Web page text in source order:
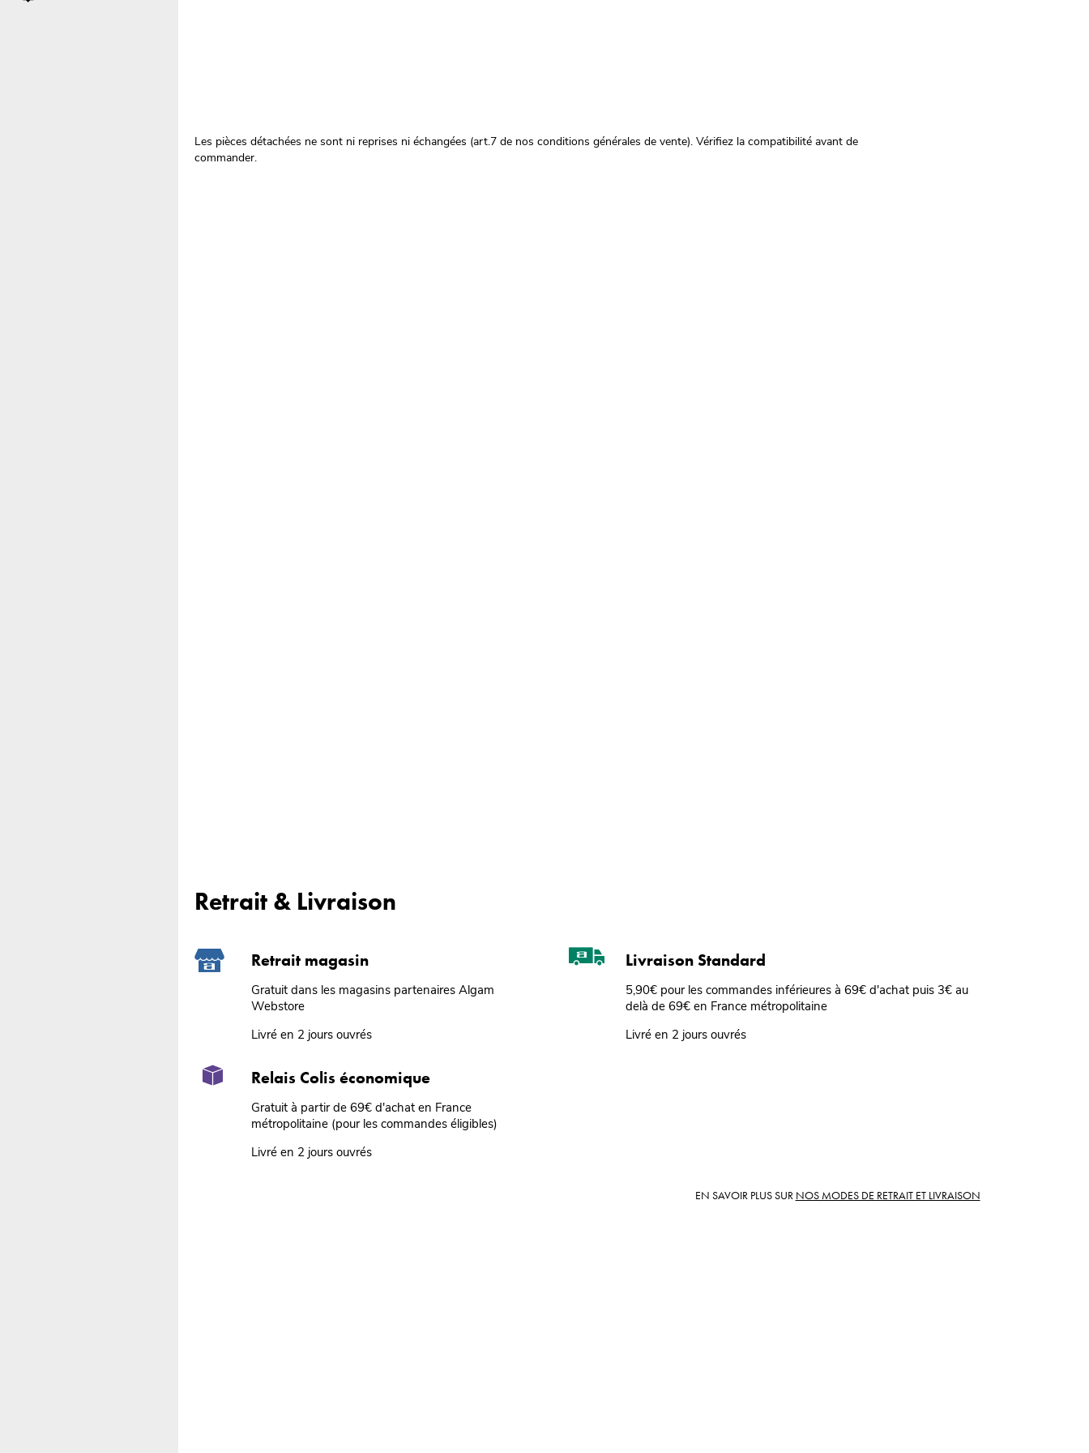
Les pièces détachées ne sont ni reprises ni échangées (art.7 de nos conditions générales de vente). Vérifiez la compatibilité avant de
commander.
Retrait & Livraison
Retrait magasin
Gratuit dans les magasins partenaires Algam
Webstore
Livré en 2 jours ouvrés
Livraison Standard
5,90€ pour les commandes inférieures à 69€ d'achat puis 3€ au
delà de 69€ en France métropolitaine
Livré en 2 jours ouvrés
Relais Colis économique
Gratuit à partir de 69€ d'achat en France
métropolitaine (pour les commandes éligibles)
Livré en 2 jours ouvrés
EN SAVOIR PLUS SUR NOS MODES DE RETRAIT ET LIVRAISON